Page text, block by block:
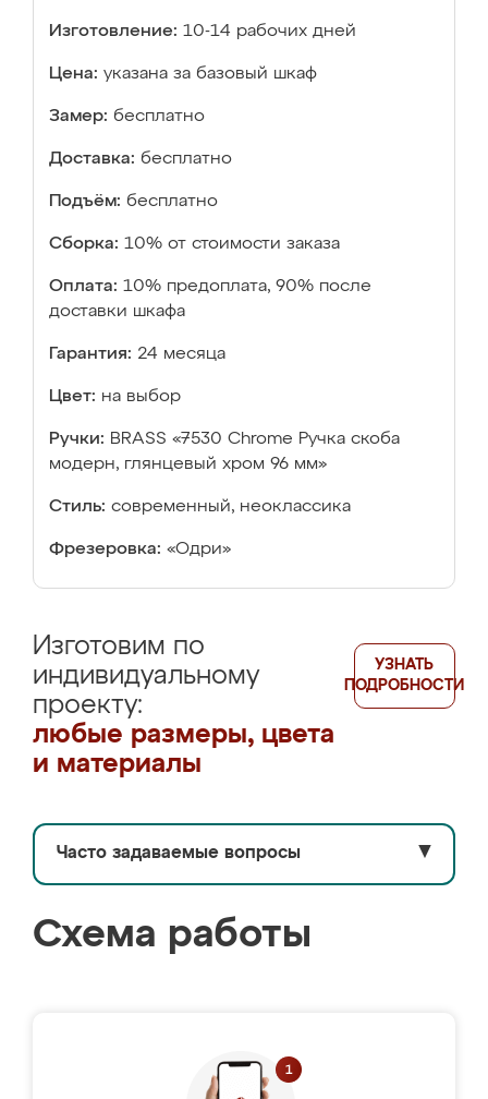
Изготовление: 10-14 рабочих дней
Цена: указана за базовый шкаф
Замер: бесплатно
Доставка: бесплатно
Подъём: бесплатно
Сборка: 10% от стоимости заказа
Оплата: 10% предоплата, 90% после
доставки шкафа
Гарантия: 24 месяца
Цвет: на выбор
Ручки: BRASS «7530 Chrome Ручка скоба
модерн, глянцевый хром 96 мм»
Стиль: современный, неоклассика
Фрезеровка: «Одри»
Изготовим по
индивидуальному
проекту:
любые размеры, цвета
и материалы
УЗНАТЬ
ПОДРОБНОСТИ
Часто задаваемые вопросы ▼
Схема работы